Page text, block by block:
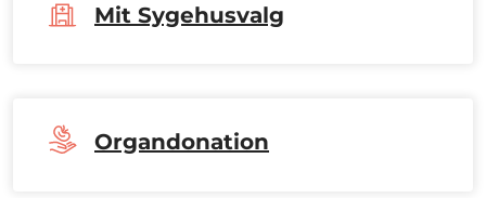
Mit Sygehusvalg
Organdonation